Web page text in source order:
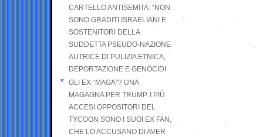
CARTELLO ANTISEMITA: “NON
SONO GRADITI ISRAELIANI E
SOSTENITORI DELLA
SUDDETTA PSEUDO-NAZIONE
AUTRICE DI PULIZIA ETNICA,
DEPORTAZIONE E GENOCIDI
GLI EX “MAGA”? UNA
MAGAGNA PER TRUMP. I PIÙ
ACCESI OPPOSITORI DEL
TYCOON SONO I SUOI EX FAN,
CHE LO ACCUSANO DI AVER